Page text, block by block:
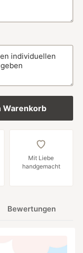
Warenkorb
Mit Liebe
handgemacht
Bewertungen